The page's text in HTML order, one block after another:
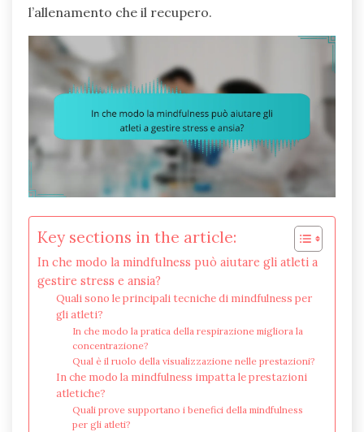
l’allenamento che il recupero.
Key sections in the article:
In che modo la mindfulness può aiutare gli atleti a
gestire stress e ansia?
Quali sono le principali tecniche di mindfulness per
gli atleti?
In che modo la pratica della respirazione migliora la
concentrazione?
Qual è il ruolo della visualizzazione nelle prestazioni?
In che modo la mindfulness impatta le prestazioni
atletiche?
Quali prove supportano i benefici della mindfulness
per gli atleti?